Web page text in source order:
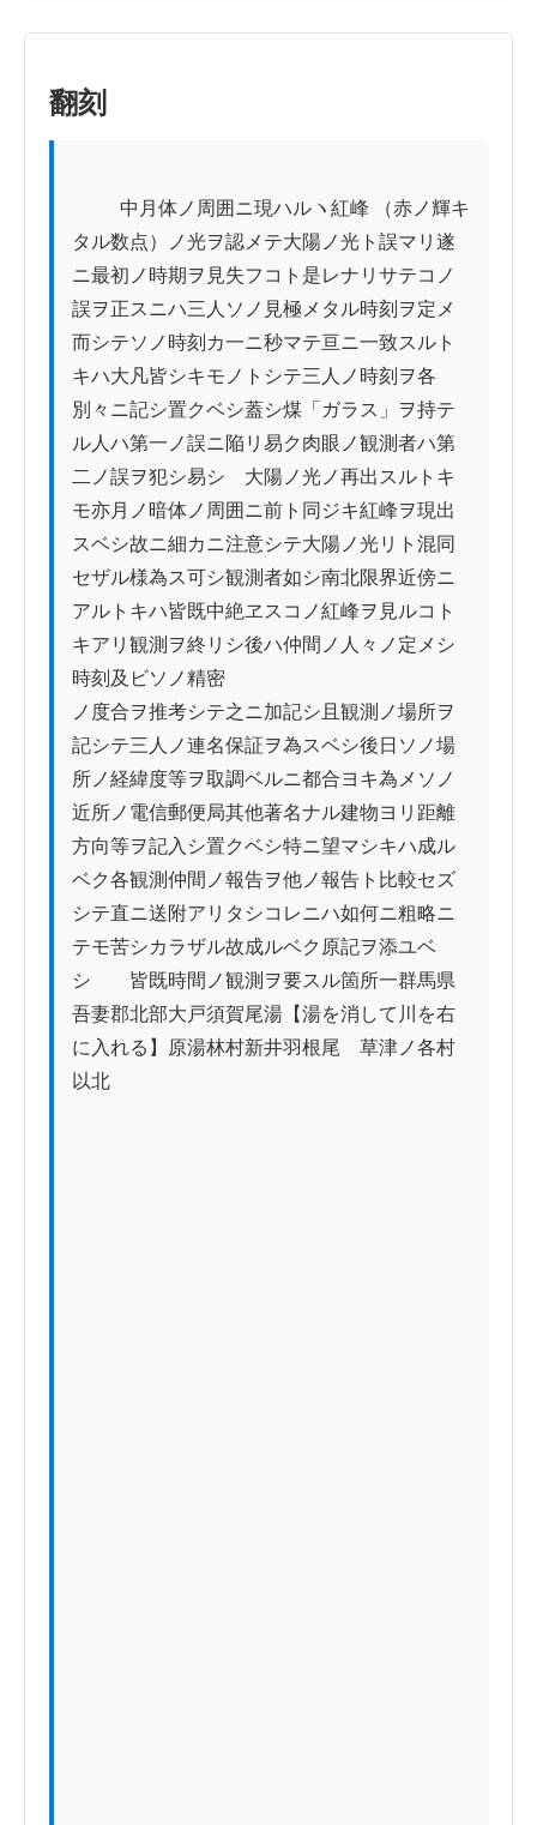
翻刻
タル数点）ノ光ヲ認メテ大陽ノ光ト誤マリ遂
ニ最初ノ時期ヲ見失フコト是レナリサテコノ
誤ヲ正スニハ三人ソノ見極メタル時刻ヲ定メ
而シテソノ時刻カ一ニ秒マテ亘ニ一致スルト
キハ大凡皆シキモノトシテ三人ノ時刻ヲ各
別々ニ記シ置クベシ蓋シ煤「ガラス」ヲ持テ
ル人ハ第一ノ誤ニ陥リ易ク肉眼ノ観測者ハ第
二ノ誤ヲ犯シ易シ　大陽ノ光ノ再出スルトキ
モ亦月ノ暗体ノ周囲ニ前ト同ジキ紅峰ヲ現出
スベシ故ニ細カニ注意シテ大陽ノ光リト混同
セザル様為ス可シ観測者如シ南北限界近傍ニ
アルトキハ皆既中絶ヱスコノ紅峰ヲ見ルコト
キアリ観測ヲ終リシ後ハ仲間ノ人々ノ定メシ
時刻及ビソノ精密
ノ度合ヲ推考シテ之ニ加記シ且観測ノ場所ヲ
記シテ三人ノ連名保証ヲ為スベシ後日ソノ場
所ノ経緯度等ヲ取調ベルニ都合ヨキ為メソノ
近所ノ電信郵便局其他著名ナル建物ヨリ距離
方向等ヲ記入シ置クベシ特ニ望マシキハ成ル
ベク各観測仲間ノ報告ヲ他ノ報告ト比較セズ
シテ直ニ送附アリタシコレニハ如何ニ粗略ニ
テモ苦シカラザル故成ルベク原記ヲ添ユベ
シ　　皆既時間ノ観測ヲ要スル箇所一群馬県
吾妻郡北部大戸須賀尾湯【湯を消して川を右
に入れる】原湯林村新井羽根尾　草津ノ各村
以北